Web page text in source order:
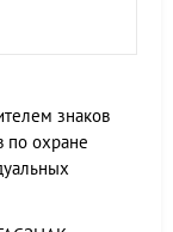
знаков
по охране